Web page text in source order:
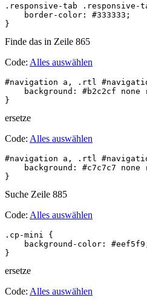
.responsive-tab
    border-color: #333333;
}
Finde das in Zeile 865
Code: Alles auswählen
#navigation a, .rtl
background: #b2c2cf none
ersetze
Code: Alles auswählen
#navigation a, .rtl
background: #c7c7c7 none
}
Suche Zeile 885
Code: Alles auswählen
.cp-mini {
background-color:
}
ersetze
Code: Alles auswählen